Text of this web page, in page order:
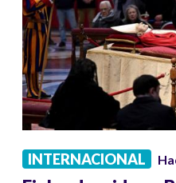
INTERNACIONAL